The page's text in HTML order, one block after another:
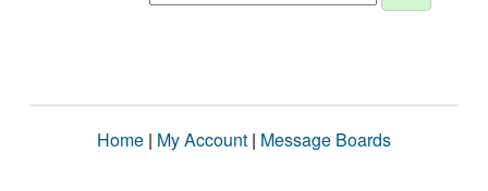
Home | My Account | Message Boards